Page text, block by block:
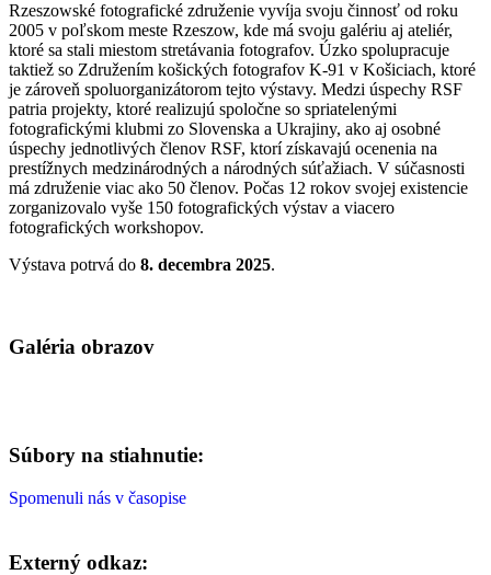
Rzeszowské fotografické združenie vyvíja svoju činnosť od roku
2005 v poľskom meste Rzeszow, kde má svoju galériu aj ateliér,
ktoré sa stali miestom stretávania fotografov. Úzko spolupracuje
taktiež so Združením košických fotografov K-91 v Košiciach, ktoré
je zároveň spoluorganizátorom tejto výstavy. Medzi úspechy RSF
patria projekty, ktoré realizujú spoločne so spriatelenými
fotografickými klubmi zo Slovenska a Ukrajiny, ako aj osobné
úspechy jednotlivých členov RSF, ktorí získavajú ocenenia na
prestížnych medzinárodných a národných súťažiach. V súčasnosti
má združenie viac ako 50 členov. Počas 12 rokov svojej existencie
zorganizovalo vyše 150 fotografických výstav a viacero
fotografických workshopov.
Výstava potrvá do 8. decembra 2025.
Galéria obrazov
Súbory na stiahnutie:
Spomenuli nás v časopise
Externý odkaz: